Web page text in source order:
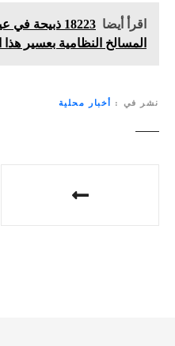
اقرأ أيضا
18223 ذبيحة
المسالخ النظامية بعسير
نشر في أخبار محلية